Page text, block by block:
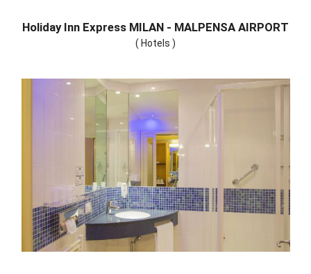
Holiday Inn Express MILAN - MALPENSA AIRPORT
( Hotels )